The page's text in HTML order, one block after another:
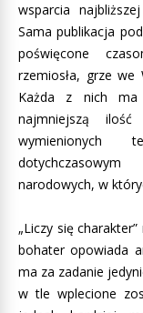
wsparcia
Sama publikacja
poświęcone
rzemiosła, grze we
Każda z nich ma
najmniejszą
wymienionych
narodowych, w
„Liczy się
bohater opowiada
ma za zadanie
w tle wplecione